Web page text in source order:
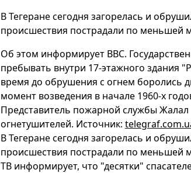
В Тегеране сегодня загорелась и
происшествия пострадали по меньшей
Об этом информирует ВВС.
пребывать внутри 17-этажного здания
время до обрушения с огнем боролись
момент возведения в начале 1960-х
Представитель пожарной службы
огнетушителей. Источник:
В Тегеране сегодня загорелась и
происшествия пострадали по меньшей
ТВ информирует, что "десятки"